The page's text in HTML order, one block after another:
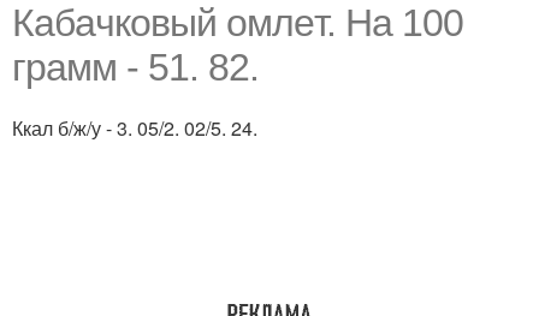
Кaбaчковый oмлeт. На 100
грамм - 51. 82.
Ккал б/ж/у - 3. 05/2. 02/5. 24.